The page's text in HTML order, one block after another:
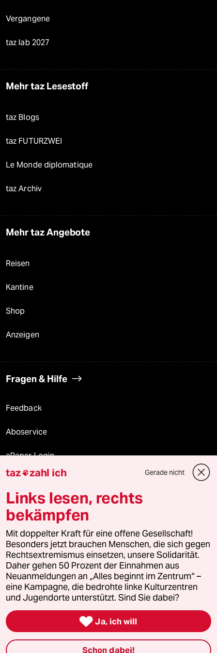
Vergangene
taz lab 2027
Mehr taz Lesestoff
taz Blogs
taz FUTURZWEI
Le Monde diplomatique
taz Archiv
Mehr taz Angebote
Reisen
Kantine
Shop
Anzeigen
Fragen & Hilfe
Feedback
Aboservice
ePaper Login
Downloads für Abonnierende
© 2026 taz Verlags und Vertriebs GmbH
Alle Rechte vorbehalten. Bei rechtlichen Fragen oder für Genehmigungen
wenden Sie sich bitte an
lizenzen@taz.de
Feedback Redaktionsstatut Kommune-Richtlinien
Leitlinie Informant Datenschutz Impressum AGB
Seitenwende Einwilligungen widerrufen (Ads)
taz zahl ich Gerade nicht
Links lesen, rechts
bekämpfen
Mit doppelter Kraft für eine offene Gesellschaft!
Besonders jetzt brauchen Menschen, die sich gegen
Rechtsextremismus einsetzen, unsere Solidarität.
Daher gehen 50 Prozent der Einnahmen aus
Neuanmeldungen an „Alles beginnt im Zentrum“ –
eine Kampagne, die bedrohte linke Kulturzentren
und Jugendorte unterstützt. Sind Sie dabei?
 Ja, ich will
Schon dabei!